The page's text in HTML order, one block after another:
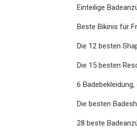
Einteilige
Beste Bikinis für
Die 12 besten
Die 15 besten
6
Die besten
28 beste